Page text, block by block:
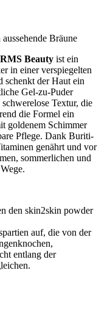
Bräune
RMS Beauty ist ein
in einer verspiegelten
schenkt der Haut ein
Gel-zu-Puder
Textur, die
die Formel ein
goldenem Schimmer
Pflege. Dank Buriti-
genährt und vor
sommerlichen und
den skin2skin powder
auf, die von der
entlang der